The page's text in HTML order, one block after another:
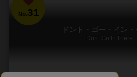
No.31
ドント・ゴー・イン
Don't Go In There